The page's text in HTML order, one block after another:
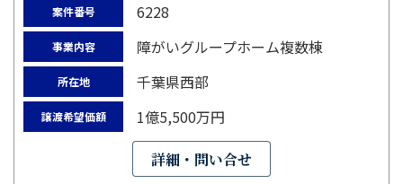
案件番号 6228
事業内容 障がいグループホーム複数棟
所在地 千葉県西部
譲渡希望価額 1億5,500万円
詳細・問い合せ